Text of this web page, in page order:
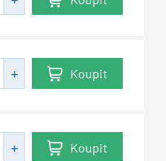
Koupit
Koupit